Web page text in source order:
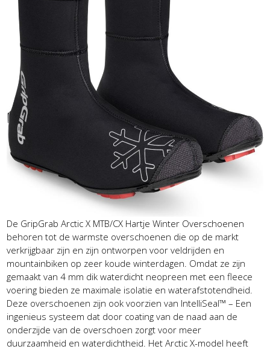
De GripGrab Arctic X MTB/CX Hartje Winter Overschoenen
behoren tot de warmste overschoenen die op de markt
verkrijgbaar zijn en zijn ontworpen voor veldrijden en
mountainbiken op zeer koude winterdagen. Omdat ze zijn
gemaakt van 4 mm dik waterdicht neopreen met een fleece
voering bieden ze maximale isolatie en waterafstotendheid.
Deze overschoenen zijn ook voorzien van IntelliSeal™ – Een
ingenieus systeem dat door coating van de naad aan de
onderzijde van de overschoen zorgt voor meer
duurzaamheid en waterdichtheid. Het Arctic X-model heeft